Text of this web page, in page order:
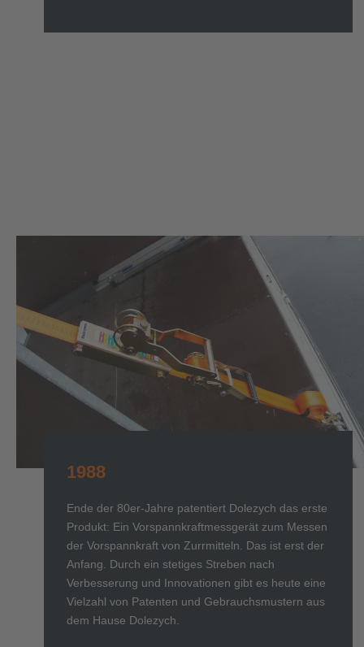
1988
Ende der 80er-Jahre patentiert Dolezych das erste
Produkt: Ein Vorspannkraftmessgerät zum Messen
der Vorspannkraft von Zurrmitteln. Das ist erst der
Anfang. Durch ein stetiges Streben nach
Verbesserung und Innovationen gibt es heute eine
Vielzahl von Patenten und Gebrauchsmustern aus
dem Hause Dolezych.